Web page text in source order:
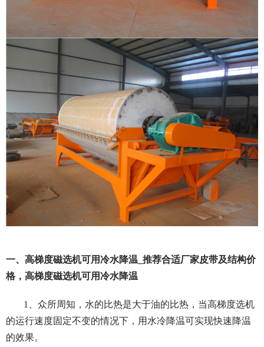
一、高梯度磁选机可用冷水降温_推荐合适厂家皮带及结构价
格，高梯度磁选机可用冷水降温
1、众所周知，水的比热是大于油的比热，当高梯度选机
的运行速度固定不变的情况下，用水冷降温可实现快速降温
的效果。